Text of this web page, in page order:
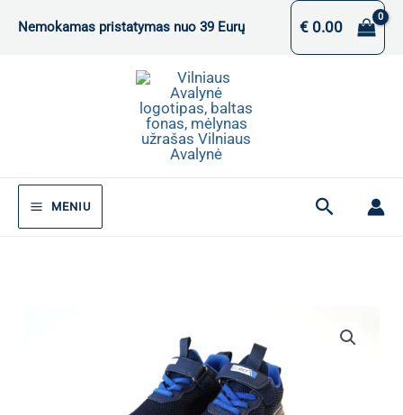
Nemokamas pristatymas nuo 39 Eurų €0.00
MENIU Paieška